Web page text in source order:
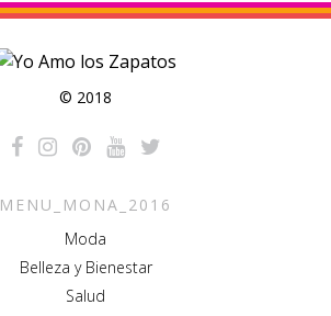
© 2018
MENU_MONA_2016
Moda
Belleza y Bienestar
Salud